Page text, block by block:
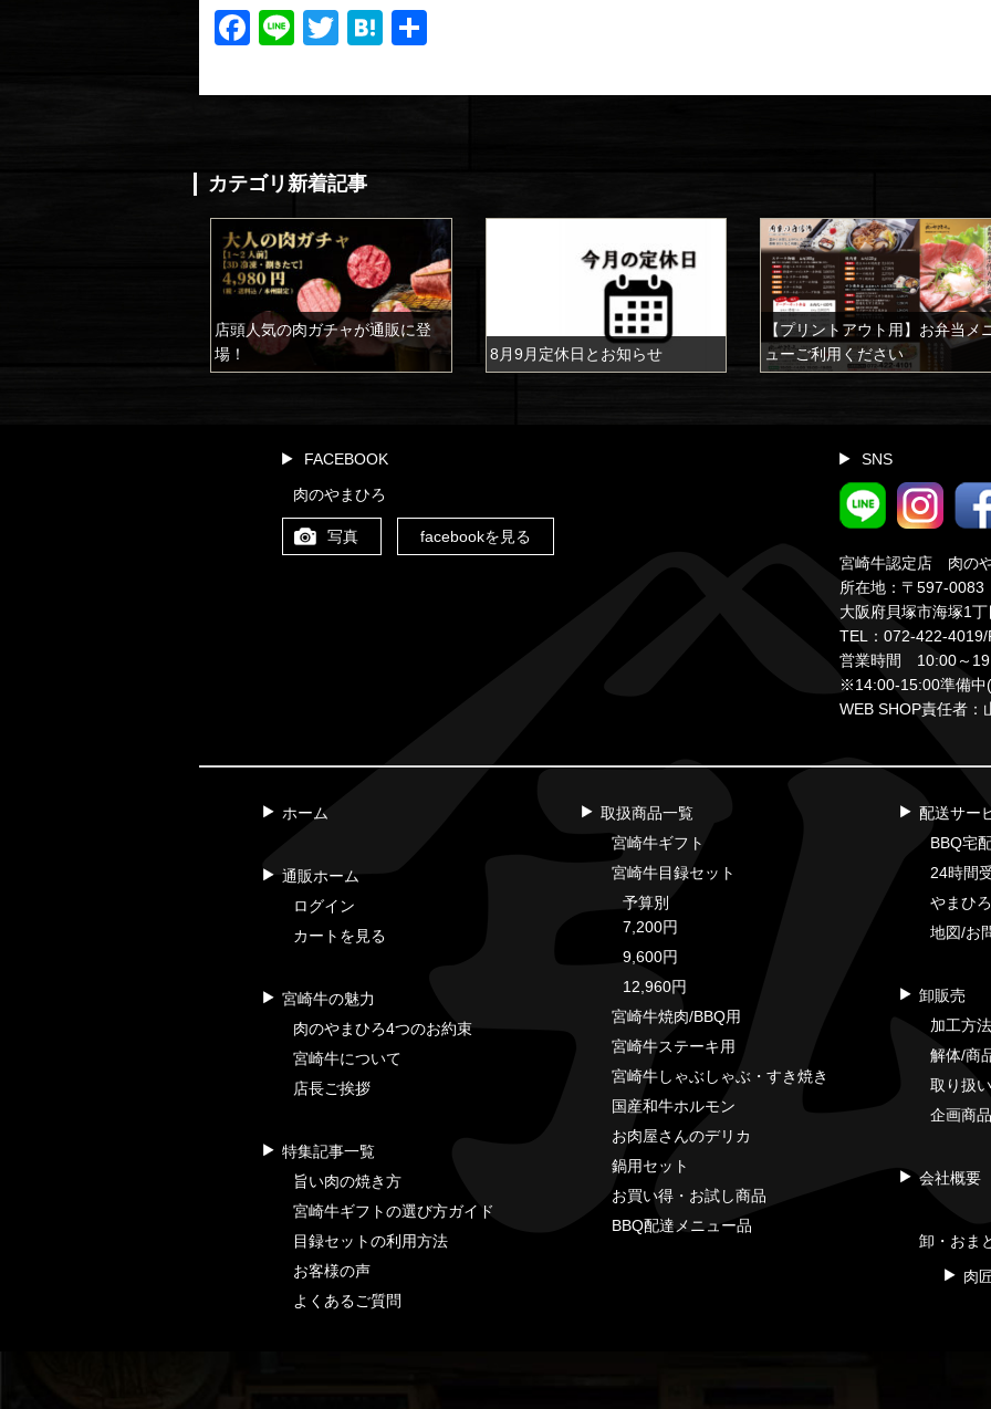
Facebook
LineTwitterHatena
カテゴリ新着記事
店頭人気の肉ガチャが通販に登
場！
8月9月定休日とお知らせ
【プリントアウト用】お弁当メ
ューご利用ください
FACEBOOK
肉のやまひろ
写真 facebookを見る
SNS
宮崎牛認定店 肉の
所在地：〒597-0083
大阪府貝塚市海塚1
TEL：072-422-
営業時間 10:00～
※14:00‐15:00準備中
WEB SHOP責任者：
ホーム
通販ホーム
ログイン
カートを見る
宮崎牛の魅力
肉のやまひろ4つのお約束
宮崎牛について
店長ご挨拶
特集記事一覧
旨い肉の焼き方
宮崎牛ギフトの選び方ガイド
目録セットの利用方法
お客様の声
よくあるご質問
取扱商品一覧
宮崎牛ギフト
宮崎牛目録セット
予算別
7,200円
9,600円
12,960円
宮崎牛焼肉/BBQ用
宮崎牛ステーキ用
宮崎牛しゃぶしゃぶ・すき焼き
国産和牛ホルモン
お肉屋さんのデリカ
鍋用セット
お買い得・お試し商品
BBQ配達メニュー品
配送サー
BBQ宅
24時間
やまひ
地図/お
卸販売
加工方法
解体/商
取り扱
企画商
会社概要
卸・おま
肉